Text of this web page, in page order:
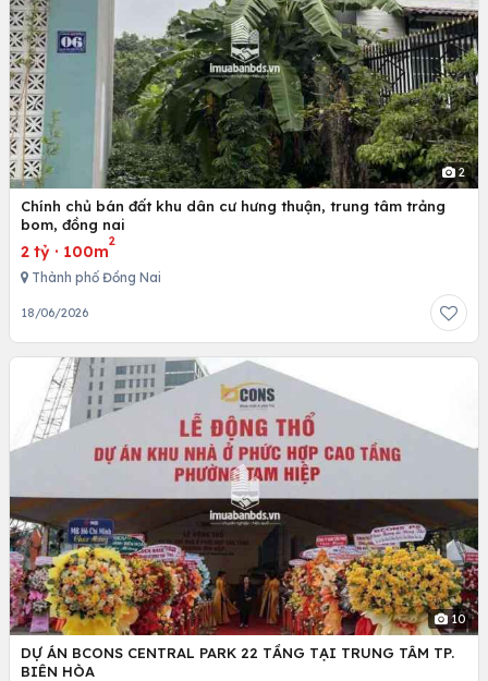
2
Chính chủ bán đất khu dân cư hưng thuận, trung tâm trảng
bom, đồng nai
2 tỷ · 100m
2
Thành phố Đồng Nai
18/06/2026
10
DỰ ÁN BCONS CENTRAL PARK 22 TẦNG TẠI TRUNG TÂM TP.
BIÊN HÒA